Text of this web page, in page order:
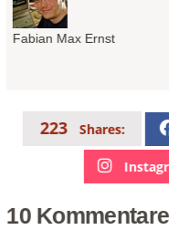
Fabian Max Ernst
223 Shares:
10 Kommentare